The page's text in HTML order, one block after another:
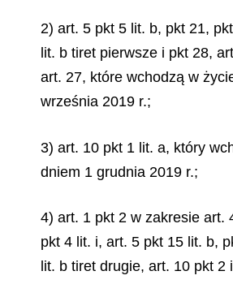
2) art. 5 pkt 5 lit. b, pkt 21,
lit. b tiret pierwsze i pkt 28,
art. 27, które wchodzą w
września 2019 r.;
3) art. 10 pkt 1 lit. a, który
dniem 1 grudnia 2019 r.;
4) art. 1 pkt 2 w zakresie art.
pkt 4 lit. i, art. 5 pkt 15 lit. b,
lit. b tiret drugie, art. 10 pkt 2